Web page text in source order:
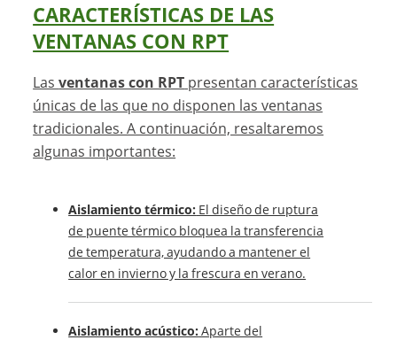
CARACTERÍSTICAS DE LAS
VENTANAS CON RPT
Lasventanas con RPT presentan características
únicas de las que no disponen las ventanas
tradicionales. A continuación, resaltaremos
algunas importantes:
Aislamiento térmico: El diseño de ruptura
de puente térmico bloquea la transferencia
de temperatura, ayudando a mantener el
calor en invierno y la frescura en verano.
Aislamiento acústico: Aparte del